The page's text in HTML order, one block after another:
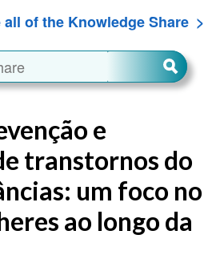
all of the Knowledge Share
e
transtornos do
um foco no
ao longo da